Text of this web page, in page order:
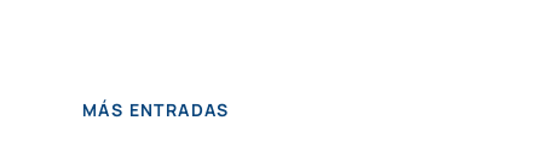
MÁS ENTRADAS